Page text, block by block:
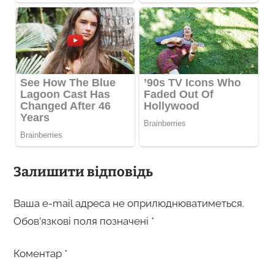
Залишити відповідь
Ваша e-mail адреса не оприлюднюватиметься.
Обов’язкові поля позначені *
Коментар *